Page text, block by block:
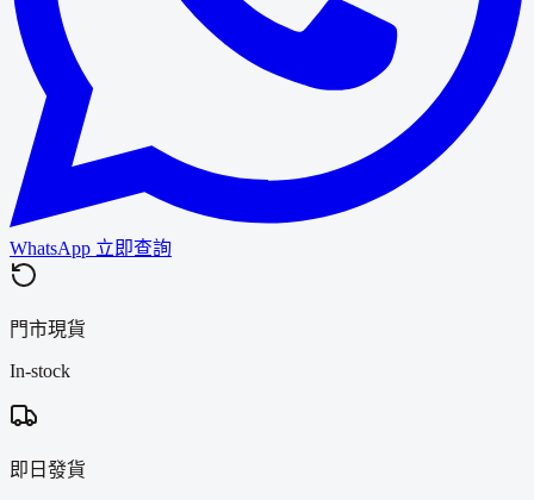
WhatsApp 立即查詢
門市現貨
In-stock
即日發貨